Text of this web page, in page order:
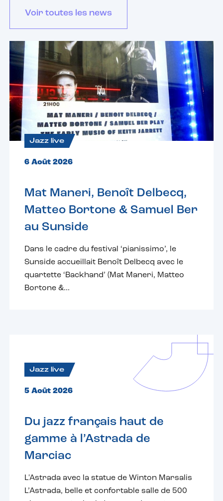
Voir toutes les news
Jazz live
6 Août 2026
Mat Maneri, Benoît Delbecq,
Matteo Bortone & Samuel Ber
au Sunside
Dans le cadre du festival ‘pianissimo’, le
Sunside accueillait Benoît Delbecq avec le
quartette ‘Backhand’ (Mat Maneri, Matteo
Bortone &...
Jazz live
5 Août 2026
Du jazz français haut de
gamme à l’Astrada de
Marciac
L'Astrada avec la statue de Winton Marsalis
L’Astrada, belle et confortable salle de 500